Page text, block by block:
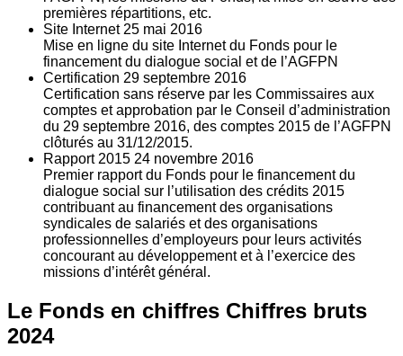
premières répartitions, etc.
Site Internet 25 mai 2016
Mise en ligne du site Internet du Fonds pour le
financement du dialogue social et de l’AGFPN
Certification 29 septembre 2016
Certification sans réserve par les Commissaires aux
comptes et approbation par le Conseil d’administration
du 29 septembre 2016, des comptes 2015 de l’AGFPN
clôturés au 31/12/2015.
Rapport 2015 24 novembre 2016
Premier rapport du Fonds pour le financement du
dialogue social sur l’utilisation des crédits 2015
contribuant au financement des organisations
syndicales de salariés et des organisations
professionnelles d’employeurs pour leurs activités
concourant au développement et à l’exercice des
missions d’intérêt général.
Le Fonds en chiffres Chiffres bruts
2024